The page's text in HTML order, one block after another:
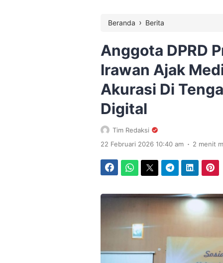
Beranda › Berita
Anggota DPRD
Irawan Ajak
Akurasi Di
Digital
Tim Redaksi
22 Februari 2026 10:40 am . 2 menit